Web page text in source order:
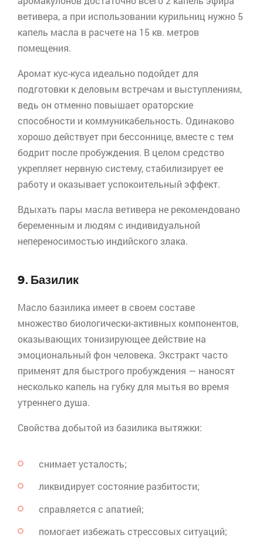
ветивера, а при использовании курильниц нужно 5
капель масла в расчете на 15 кв. метров
помещения.
Аромат кус-куса идеально подойдет для
подготовки к деловым встречам и выступлениям,
ведь он отменно повышает ораторские
способности и коммуникабельность. Одинаково
хорошо действует при бессоннице, вместе с тем
бодрит после пробуждения. В целом средство
укрепляет нервную систему, стабилизирует ее
работу и оказывает успокоительный эффект.
Вдыхать пары масла ветивера не рекомендовано
беременным и людям с индивидуальной
непереносимостью индийского злака.
9. Базилик
Масло базилика имеет в своем составе
множество биологически-активных компонентов,
оказывающих тонизирующее действие на
эмоциональный фон человека. Экстракт часто
применят для быстрого пробуждения — наносят
несколько капель на губку для мытья во время
утреннего душа.
Свойства добытой из базилика вытяжки:
снимает усталость;
ликвидирует состояние разбитости;
справляется с апатией;
помогает избежать стрессовых ситуаций;